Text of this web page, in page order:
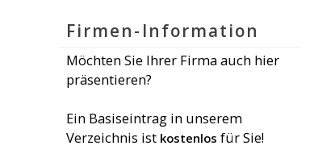
Firmen-Information
Möchten Sie Ihrer Firma auch hier
präsentieren?
Ein Basiseintrag in unserem
Verzeichnis ist kostenlos für Sie!